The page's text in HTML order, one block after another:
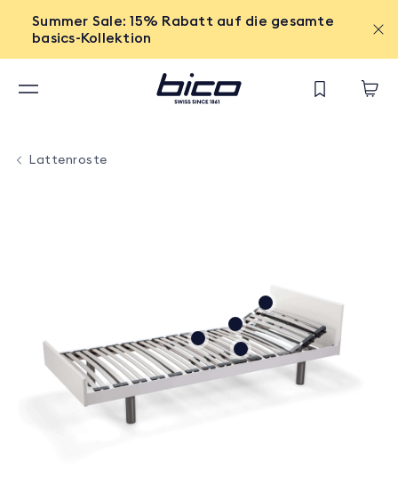
Summer Sale: 15% Rabatt auf die gesamte
basics-Kollektion
Lattenroste